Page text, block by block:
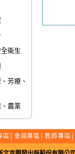
衛生
芳療、
農業
區 會員專區 │教師專區